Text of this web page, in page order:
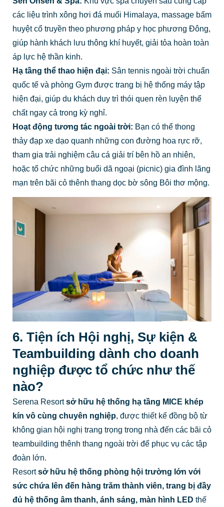
các liệu trình xông hơi đá muối Himalaya, massage bấm
huyệt cổ truyền theo phương pháp y học phương Đông,
giúp hành khách lưu thông khí huyết, giải tỏa hoàn toàn
áp lực hệ thần kinh.
Hạ tầng thể thao hiện đại: Sân tennis ngoài trời chuẩn
quốc tế và phòng Gym được trang bị hệ thống máy tập
hiện đại, giúp du khách duy trì thói quen rèn luyện thể
chất ngay cả trong kỳ nghỉ.
Hoạt động tương tác ngoài trời: Bạn có thể thong
thảy đạp xe dạo quanh những con đường hoa rực rỡ,
tham gia trải nghiệm câu cá giải trí bên hồ an nhiên,
hoặc tổ chức những buổi dã ngoại (picnic) gia đình lãng
mạn trên bãi cỏ thênh thang dọc bờ sông Bôi thơ mộng.
6. Tiện ích Hội nghị, Sự kiện &
Teambuilding dành cho doanh
nghiệp được tổ chức như thế
nào?
Serena Resortsở hữu hệ thống hạ tầng MICE khép
kín vô cùng chuyên nghiệp, được thiết kế đồng bộ từ
không gian hội nghị trang trọng trong nhà đến các bãi cỏ
teambuilding thênh thang ngoài trời để phục vụ các tập
đoàn lớn.
Resortsở hữu hệ thống phòng hội trường lớn với
sức chứa lên đến hàng trăm thành viên, trang bị đầy
đủ hệ thống âm thanh, ánh sáng, màn hình LED thế